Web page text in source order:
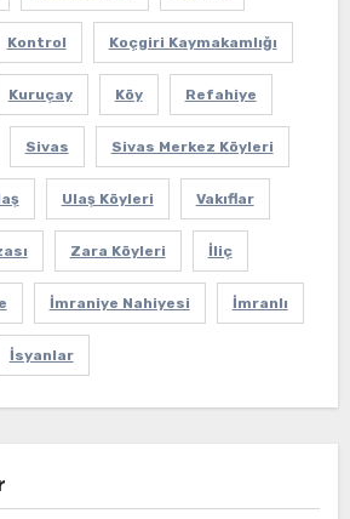
Kontrol Koçgiri Kaymakamlığı
Kuruçay Köy Refahiye
Sivas Sivas Merkez Köyleri
Ulaş Köyleri Vakıflar
Zara Köyleri İliç
İmraniye Nahiyesi İmranlı
İsyanlar